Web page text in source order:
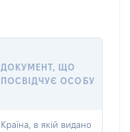
ДОКУМЕНТ, ЩО
ПОСВІДЧУЄ ОСОБУ
Країна, в якій видано